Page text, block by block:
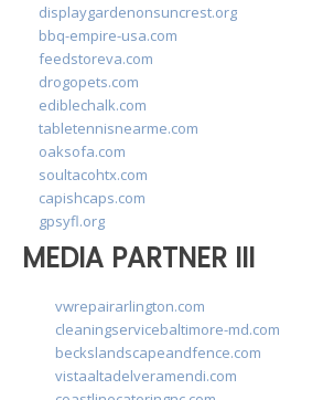
displaygardenonsuncrest.org
bbq-empire-usa.com
feedstoreva.com
drogopets.com
ediblechalk.com
tabletennisnearme.com
oaksofa.com
soultacohtx.com
capishcaps.com
gpsyfl.org
MEDIA PARTNER III
vwrepairarlington.com
cleaningservicebaltimore-md.com
beckslandscapeandfence.com
vistaaltadelveramendi.com